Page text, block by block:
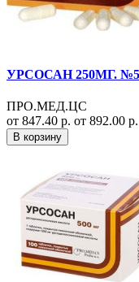
УРСОСАН 250МГ.
ПРО.МЕД.ЦС
от 847.40 р. от 892.00 р.
В корзину